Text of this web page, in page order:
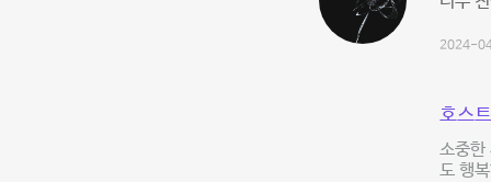
2024-
호스
소중한
도 행